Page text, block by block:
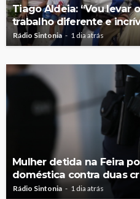
Tiago Aldeia: “Vou levar
trabalho diferente e
Rádio Sintonia 1 dia atrás
Mulher detida na Feira
doméstica contra duas
Rádio Sintonia 1 dia atrás